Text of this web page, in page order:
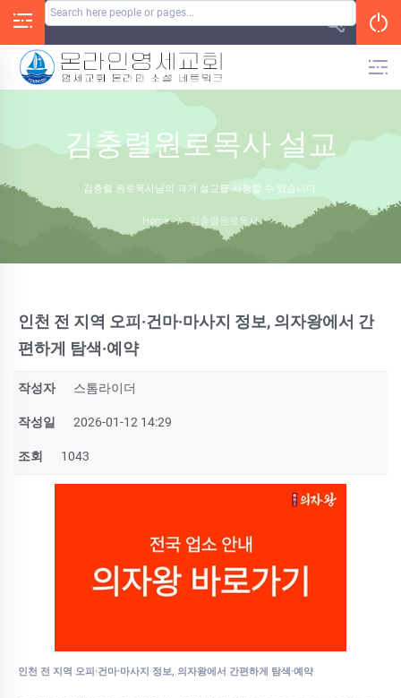
김충렬원로목사 설교
김충렬 원로목사님의 과거 설교를 시청할 수 있습니다.
Home / 김충렬원로목사
인천 전 지역 오피·건마·마사지 정보, 의자왕에서 간
편하게 탐색·예약
작성자 스톰라이더
작성일 2026-01-12 14:29
조회 1043
인천 전 지역 오피·건마·마사지 정보, 의자왕에서 간편하게 탐색·예약